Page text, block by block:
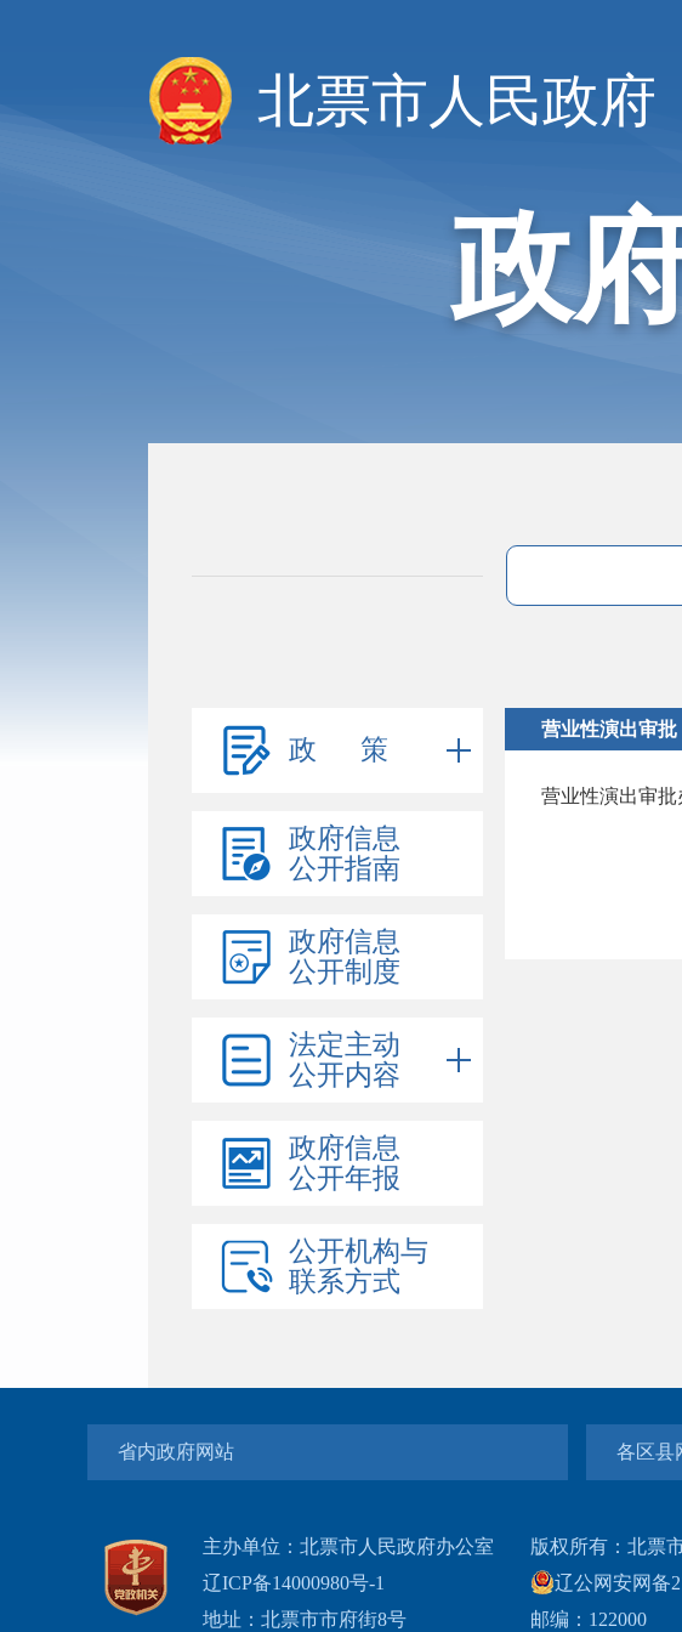
北票市人民政府
政
政 策
政府信息
公开指南
政府信息
公开制度
法定主动
公开内容
政府信息
公开年报
公开机构与
联系方式
营业性演出审批
营业性演出审批
省内政府网站 各区县
主办单位：北票市人民政府办公室
辽ICP备14000980号-1
地址：北票市市府街8号
版权所有：北票
辽公网安网备
邮编：122000